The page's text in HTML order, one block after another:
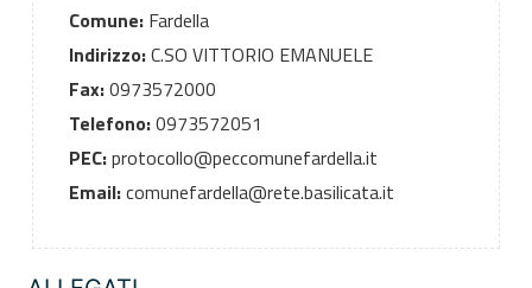
Comune:Fardella
Indirizzo:C.SO VITTORIO EMANUELE
Fax:0973572000
Telefono:0973572051
PEC:protocollo@peccomunefardella.it
Email:comunefardella@rete.basilicata.it